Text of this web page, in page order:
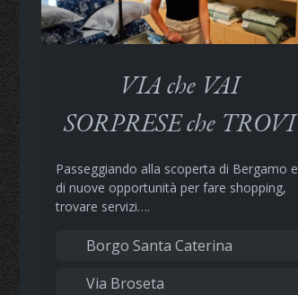
VIA che VAI
SORPRESE che TROVI
Passeggiando alla scoperta di Bergamo e
di nuove opportunità per fare shopping,
trovare servizi….
Borgo Santa Caterina
Via Broseta